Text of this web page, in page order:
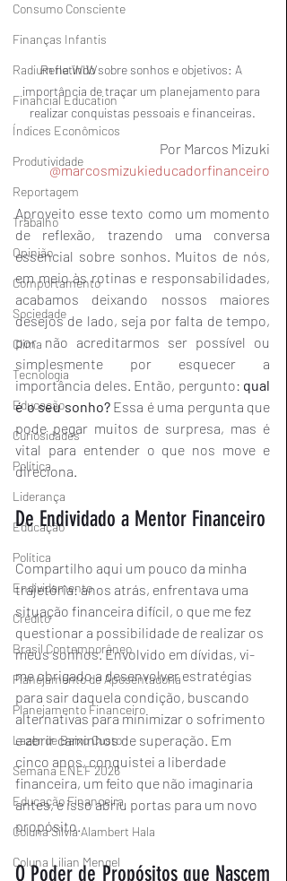
Consumo Consciente
Finanças Infantis
Radium na WIW
Financial Education
Índices Econômicos
Produtividade
Reportagem
Trabalho
Opinião
Comportamento
Sociedade
Clima
Tecnologia
Educação
Curiosidades
Política
Liderança
Educação
Política
Endividamento
Crédito
Brasil Contemporâneo
Planejamento de Aposentadoria
Planejamento Financeiro
Lazer de Baixo Custo
Semana ENEF 2026
Educação Financeira
Coluna Silvia Alambert Hala
Coluna Lilian Mengel
Refletindo sobre sonhos e objetivos: A
importância de traçar um planejamento para
realizar conquistas pessoais e financeiras.
Por Marcos Mizuki
@marcosmizukieducadorfinanceiro
Aproveito esse texto como um momento
de reflexão, trazendo uma conversa
essencial sobre sonhos. Muitos de nós,
em meio às rotinas e responsabilidades,
acabamos deixando nossos maiores
desejos de lado, seja por falta de tempo,
por não acreditarmos ser possível ou
simplesmente por esquecer a
importância deles. Então, pergunto: qual
é o seu sonho? Essa é uma pergunta que
pode pegar muitos de surpresa, mas é
vital para entender o que nos move e
direciona.
De Endividado a Mentor Financeiro
Compartilho aqui um pouco da minha
trajetória: anos atrás, enfrentava uma
situação financeira difícil, o que me fez
questionar a possibilidade de realizar os
meus sonhos. Envolvido em dívidas, vi-
me obrigado a desenvolver estratégias
para sair daquela condição, buscando
alternativas para minimizar o sofrimento
e abrir caminhos de superação. Em
cinco anos, conquistei a liberdade
financeira, um feito que não imaginaria
antes, e isso abriu portas para um novo
propósito.
O Poder de Propósitos que Nascem